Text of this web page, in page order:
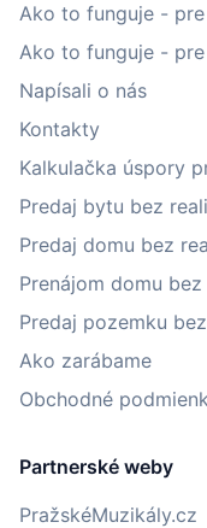
Ako to funguje -
Ako to funguje -
Napísali o nás
Kontakty
Kalkulačka úspory
Predaj bytu bez
Predaj domu bez
Prenájom domu
Predaj pozemku
Ako zarábame
Obchodné
Partnerské weby
PražskéMuzikály.cz